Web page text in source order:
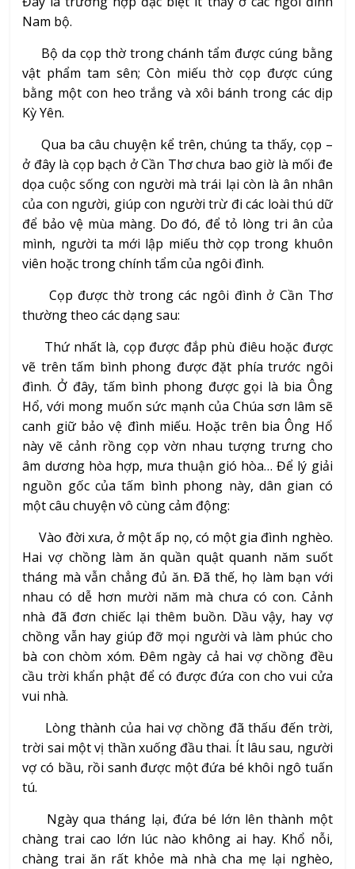
Nam bộ.
Bộ da cọp thờ trong chánh tẩm được cúng bằng
vật phẩm tam sên; Còn miếu thờ cọp được cúng
bằng một con heo trắng và xôi bánh trong các dịp
Kỳ Yên.
Qua ba câu chuyện kể trên, chúng ta thấy, cọp –
ở đây là cọp bạch ở Cần Thơ chưa bao giờ là mối đe
dọa cuộc sống con người mà trái lại còn là ân nhân
của con người, giúp con người trừ đi các loài thú dữ
để bảo vệ mùa màng. Do đó, để tỏ lòng tri ân của
mình, người ta mới lập miếu thờ cọp trong khuôn
viên hoặc trong chính tẩm của ngôi đình.
Cọp được thờ trong các ngôi đình ở Cần Thơ
thường theo các dạng sau:
Thứ nhất là, cọp được đắp phù điêu hoặc được
vẽ trên tấm bình phong được đặt phía trước ngôi
đình. Ở đây, tấm bình phong được gọi là bia Ông
Hổ, với mong muốn sức mạnh của Chúa sơn lâm sẽ
canh giữ bảo vệ đình miếu. Hoặc trên bia Ông Hổ
này vẽ cảnh rồng cọp vờn nhau tượng trưng cho
âm dương hòa hợp, mưa thuận gió hòa… Để lý giải
nguồn gốc của tấm bình phong này, dân gian có
một câu chuyện vô cùng cảm động:
Vào đời xưa, ở một ấp nọ, có một gia đình nghèo.
Hai vợ chồng làm ăn quần quật quanh năm suốt
tháng mà vẫn chẳng đủ ăn. Đã thế, họ làm bạn với
nhau có dễ hơn mười năm mà chưa có con. Cảnh
nhà đã đơn chiếc lại thêm buồn. Dầu vậy, hay vợ
chồng vẫn hay giúp đỡ mọi người và làm phúc cho
bà con chòm xóm. Đêm ngày cả hai vợ chồng đều
cầu trời khẩn phật để có được đứa con cho vui cửa
vui nhà.
Lòng thành của hai vợ chồng đã thấu đến trời,
trời sai một vị thần xuống đầu thai. Ít lâu sau, người
vợ có bầu, rồi sanh được một đứa bé khôi ngô tuấn
tú.
Ngày qua tháng lại, đứa bé lớn lên thành một
chàng trai cao lớn lúc nào không ai hay. Khổ nỗi,
chàng trai ăn rất khỏe mà nhà cha mẹ lại nghèo,